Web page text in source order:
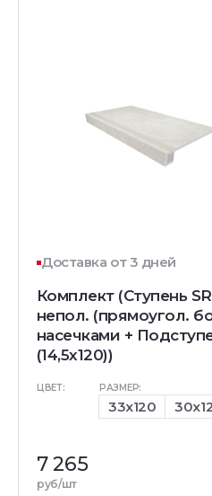
Доставка от 3 дней
Комплект (Ступень
непол. (прямоугол.
насечками +
(14,5x120))
ЦВЕТ: РАЗМЕР:
33x120
7 265
руб/шт